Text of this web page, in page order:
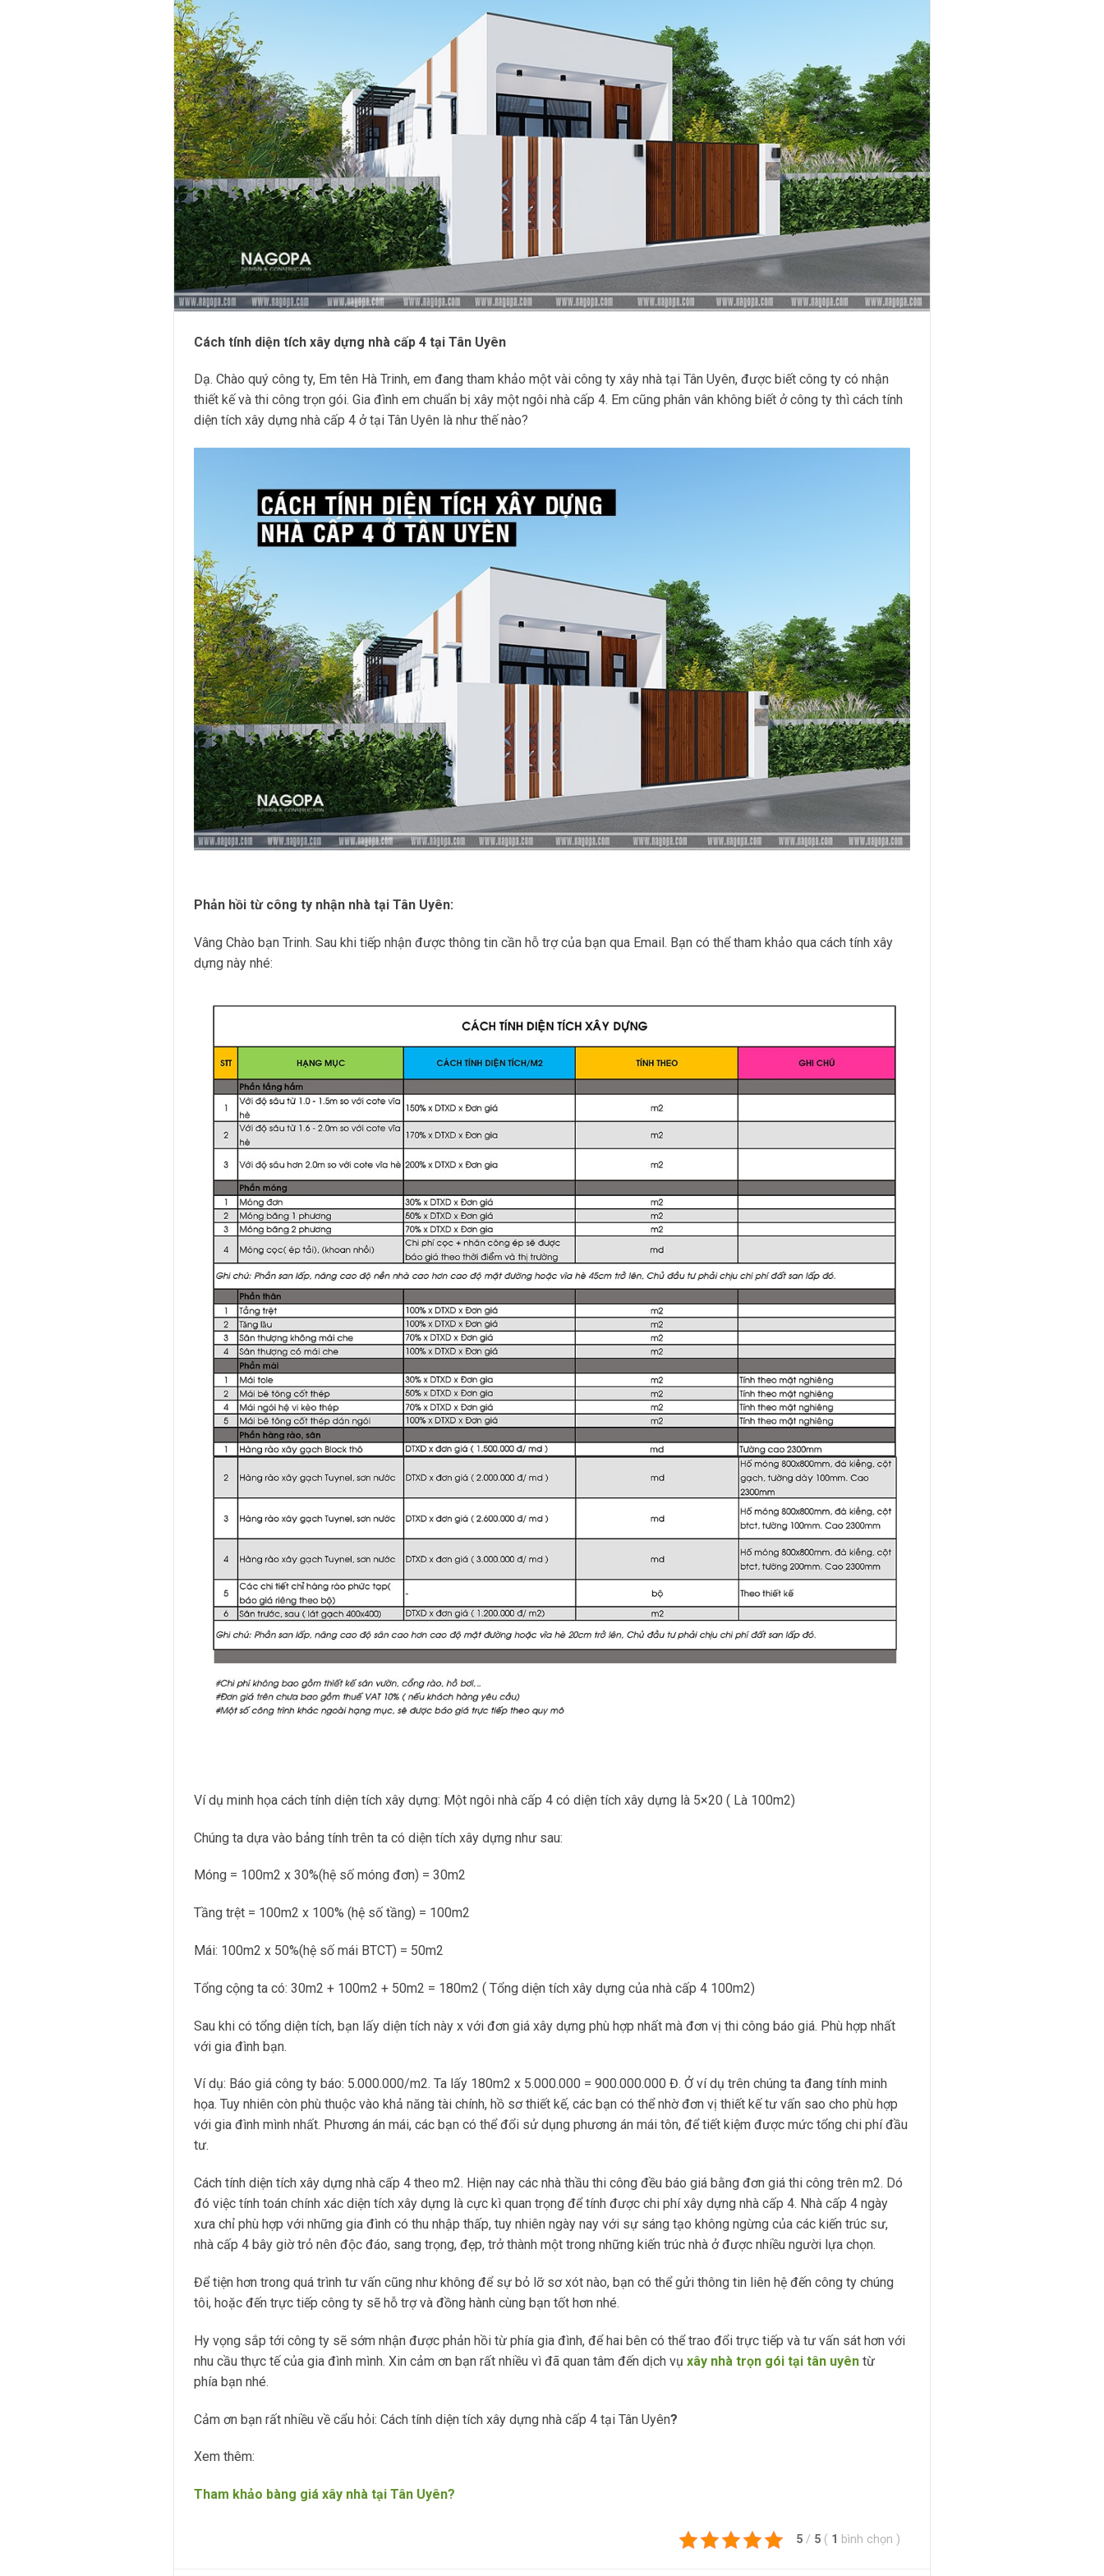
Cách tính diện tích xây dựng nhà cấp 4 tại Tân Uyên
Dạ. Chào quý công ty, Em tên Hà Trinh, em đang tham khảo một vài công ty xây nhà tại Tân Uyên, được biết công ty có nhận
thiết kế và thi công trọn gói. Gia đình em chuẩn bị xây một ngôi nhà cấp 4. Em cũng phân vân không biết ở công ty thì cách tính
diện tích xây dựng nhà cấp 4 ở tại Tân Uyên là như thế nào?
Phản hồi từ công ty nhận nhà tại Tân Uyên:
Vâng Chào bạn Trinh. Sau khi tiếp nhận được thông tin cần hỗ trợ của bạn qua Email. Bạn có thể tham khảo qua cách tính xây
dựng này nhé:
Ví dụ minh họa cách tính diện tích xây dựng: Một ngôi nhà cấp 4 có diện tích xây dựng là 5×20 ( Là 100m2)
Chúng ta dựa vào bảng tính trên ta có diện tích xây dựng như sau:
Móng = 100m2 x 30%(hệ số móng đơn) = 30m2
Tầng trệt = 100m2 x 100% (hệ số tầng) = 100m2
Mái: 100m2 x 50%(hệ số mái BTCT) = 50m2
Tổng cộng ta có: 30m2 + 100m2 + 50m2 = 180m2 ( Tổng diện tích xây dựng của nhà cấp 4 100m2)
Sau khi có tổng diện tích, bạn lấy diện tích này x với đơn giá xây dựng phù hợp nhất mà đơn vị thi công báo giá. Phù hợp nhất
với gia đình bạn.
Ví dụ: Báo giá công ty báo: 5.000.000/m2. Ta lấy 180m2 x 5.000.000 = 900.000.000 Đ. Ở ví dụ trên chúng ta đang tính minh
họa. Tuy nhiên còn phù thuộc vào khả năng tài chính, hồ sơ thiết kế, các bạn có thể nhờ đơn vị thiết kế tư vấn sao cho phù hợp
với gia đình mình nhất. Phương án mái, các bạn có thể đổi sử dụng phương án mái tôn, để tiết kiệm được mức tổng chi phí đầu
tư.
Cách tính diện tích xây dựng nhà cấp 4 theo m2. Hiện nay các nhà thầu thi công đều báo giá bằng đơn giá thi công trên m2. Dó
đó việc tính toán chính xác diện tích xây dựng là cực kì quan trọng để tính được chi phí xây dựng nhà cấp 4. Nhà cấp 4 ngày
xưa chỉ phù hợp với những gia đình có thu nhập thấp, tuy nhiên ngày nay với sự sáng tạo không ngừng của các kiến trúc sư,
nhà cấp 4 bây giờ trỏ nên độc đáo, sang trọng, đẹp, trở thành một trong những kiến trúc nhà ở được nhiều người lựa chọn.
Để tiện hơn trong quá trình tư vấn cũng như không để sự bỏ lỡ sơ xót nào, bạn có thể gửi thông tin liên hệ đến công ty chúng
tôi, hoặc đến trực tiếp công ty sẽ hỗ trợ và đồng hành cùng bạn tốt hơn nhé.
Hy vọng sắp tới công ty sẽ sớm nhận được phản hồi từ phía gia đình, để hai bên có thể trao đổi trực tiếp và tư vấn sát hơn với
nhu cầu thực tế của gia đình mình. Xin cảm ơn bạn rất nhiều vì đã quan tâm đến dịch vụ xây nhà trọn gói tại tân uyên từ
phía bạn nhé.
Cảm ơn bạn rất nhiều về cẩu hỏi: Cách tính diện tích xây dựng nhà cấp 4 tại Tân Uyên?
Xem thêm:
Tham khảo bàng giá xây nhà tại Tân Uyên?
5 / 5 ( 1 bình chọn )